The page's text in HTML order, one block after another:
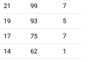
21 99
7
19 93
5
17 75
7
14 62
1